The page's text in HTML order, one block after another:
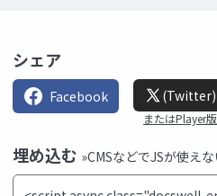
シェア
Facebook (Twitter)
またはPlayer版
埋め込む »CMSなどでJSが使え